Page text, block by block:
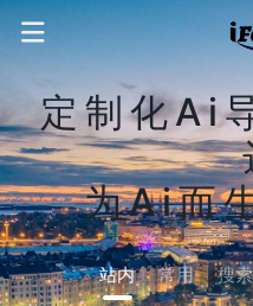
定制化Ai
为Ai而
站内 常用 搜索